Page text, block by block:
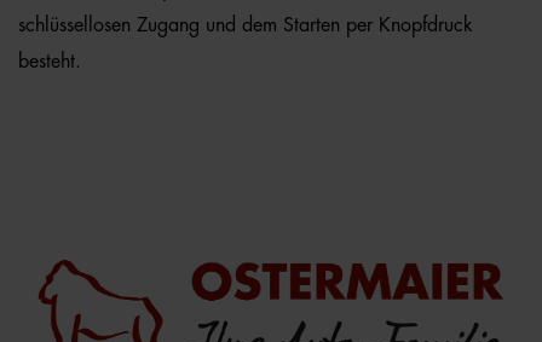
schlüssellosen Zugang und dem Starten per Knopfdruck
besteht.